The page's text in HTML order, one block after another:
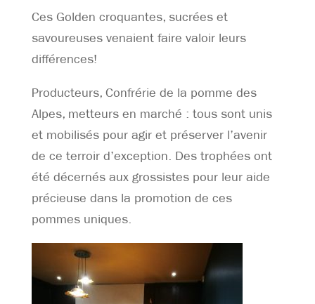
Ces Golden croquantes, sucrées et
savoureuses venaient faire valoir leurs
différences!
Producteurs, Confrérie de la pomme des
Alpes, metteurs en marché : tous sont unis
et mobilisés pour agir et préserver l’avenir
de ce terroir d’exception. Des trophées ont
été décernés aux grossistes pour leur aide
précieuse dans la promotion de ces
pommes uniques.